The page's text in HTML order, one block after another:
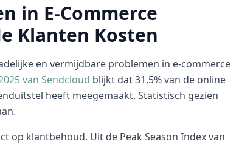
in E-Commerce
Klanten Kosten
en vermijdbare problemen in e-commerce
van Sendcloud blijkt dat 31,5% van de online
heeft meegemaakt. Statistisch gezien
op klantbehoud. Uit de Peak Season Index van